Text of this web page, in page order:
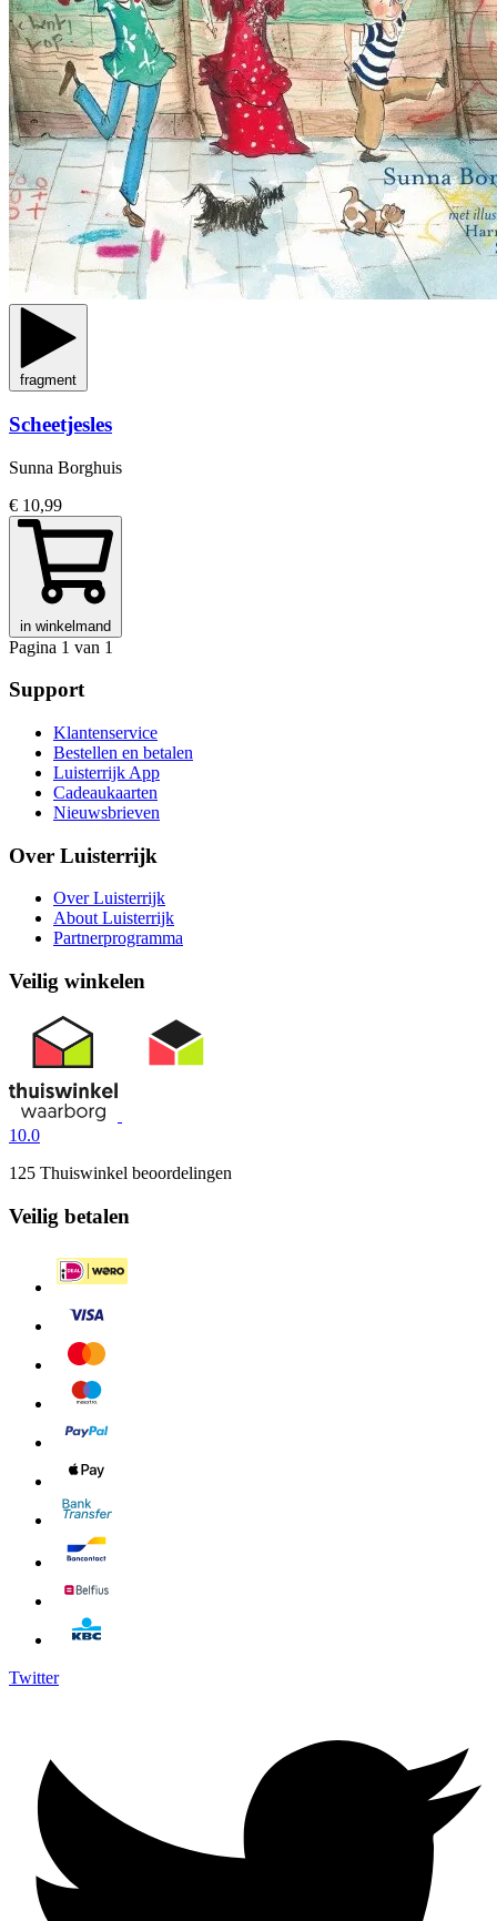
fragment
Scheetjesles
Sunna Borghuis
€ 10,99
in winkelmand
Pagina 1 van 1
Support
Klantenservice
Bestellen en betalen
Luisterrijk App
Cadeaukaarten
Nieuwsbrieven
Over Luisterrijk
Over Luisterrijk
About Luisterrijk
Partnerprogramma
Veilig winkelen
10.0
125 Thuiswinkel beoordelingen
Veilig betalen
Twitter